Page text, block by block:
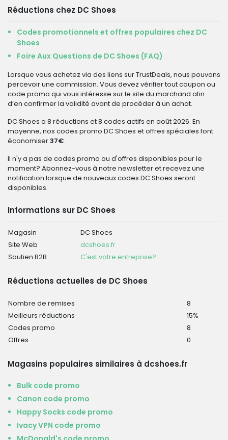
Réductions chez DC Shoes
Codes promotionnels et offres populaires chez DC
Shoes
Foire Aux Questions de DC Shoes (FAQ)
Lorsque vous achetez via des liens sur TrustDeals, nous pouvons
percevoir une commission. Vous devez vérifier tout coupon ou
code promo qui vous intéresse sur le site du marchand afin
d’en confirmer la validité avant de procéder à un achat.
DC Shoes a 8 réductions et 8 codes actifs en août 2026. En
moyenne, nos codes promo DC Shoes et offres spéciales font
économiser37€.
Il n'y a pas de codes promo ou d'offres disponibles pour le
moment? Abonnez-vous à notre newsletter et recevez une
notification lorsque de nouveaux codes DC Shoes seront
disponibles.
Informations sur DC Shoes
Magasin
DC Shoes
Site Web
dcshoes.fr
Soutien B2B
C'est votre entreprise?
Réductions actuelles de DC Shoes
Nombre de remises
8
Meilleurs réductions
15%
Codes promo
8
Offres
0
Magasins populaires similaires à dcshoes.fr
Bulk code promo
Canon code promo
Happy Socks code promo
Ivacy VPN code promo